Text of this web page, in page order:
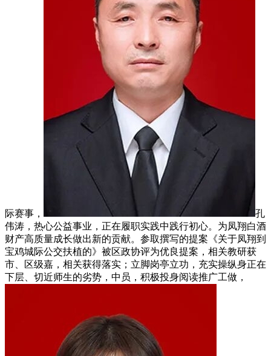
际赛事，
孔
伟涛，热心公益事业，正在履职实践中践行初心。为凤翔白酒
财产高质量成长做出新的贡献。参取撰写的提案《关于凤翔到
宝鸡城际公交扶植的》被区政协评为优良提案，相关教研获
市、区级嘉，相关获得落实；立脚岗亭立功，充实操纵身正在
下层、切近师生的劣势，中员，积极投身阅读推广工做，